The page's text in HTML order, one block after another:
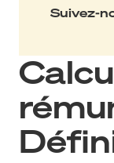
Suivez-